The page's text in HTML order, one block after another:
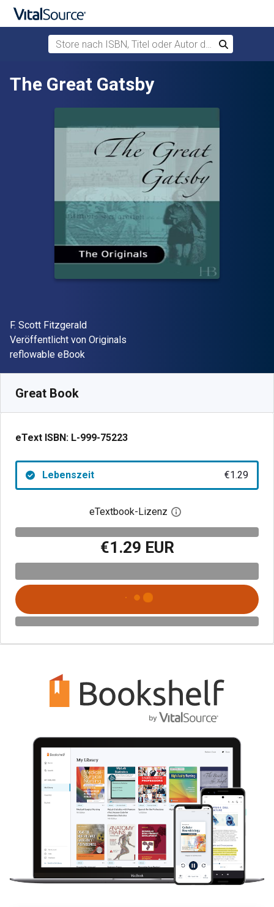
Zum Hauptinhalt springen
Store nach ISBN, Titel oder Autor durchsuchen
Suchen
The Great Gatsby
Autor(en)
F. Scott Fitzgerald
Verleger
Veröffentlicht von Originals
Format
reflowable eBook
Great Book
eText ISBN: L-999-75223
Lebenszeit €1.29
eTextbook-Lizenz Digitalen
€1.29 EUR